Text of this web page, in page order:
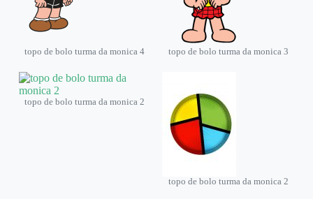
topo de bolo turma da monica 4 topo de bolo turma da monica 3
topo de bolo turma da monica 2
topo de bolo turma da monica 2